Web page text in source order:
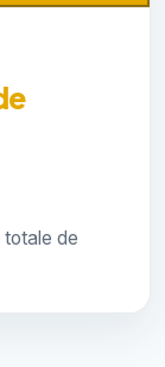
totale de